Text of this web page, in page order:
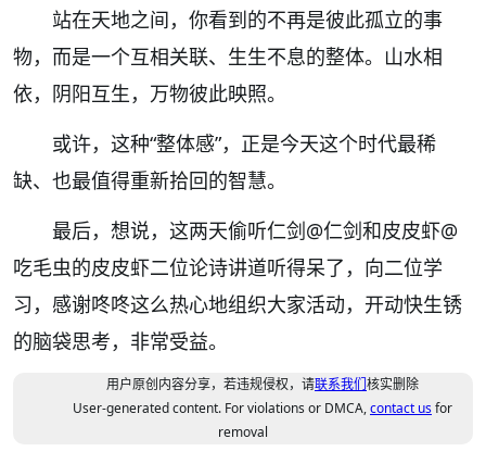
站在天地之间，你看到的不再是彼此孤立的事
物，而是一个互相关联、生生不息的整体。山水相
依，阴阳互生，万物彼此映照。
或许，这种“整体感”，正是今天这个时代最稀
缺、也最值得重新拾回的智慧。
最后，想说，这两天偷听仁剑@仁剑和皮皮虾@
吃毛虫的皮皮虾二位论诗讲道听得呆了，向二位学
习，感谢咚咚这么热心地组织大家活动，开动快生锈
的脑袋思考，非常受益。
用户原创内容分享，若违规侵权，请联系我们核实删除
User-generated content. For violations or DMCA,contact usfor
removal